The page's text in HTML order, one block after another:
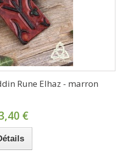
Rune Elhaz - marron
€